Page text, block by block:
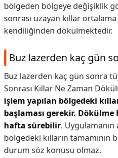
bölgeden bölgeye değişiklik
sonrası uzayan kıllar
kendiliğinden dökülmektedir.
Buz lazerden kaç gün
Buz lazerden kaç gün sonra
Sonrası Kıllar Ne Zaman
işlem yapılan bölgedeki
başlaması gerekir. Dökülme
hafta sürebilir.
bölgedeki kılların
durum söz konusu olmaz.